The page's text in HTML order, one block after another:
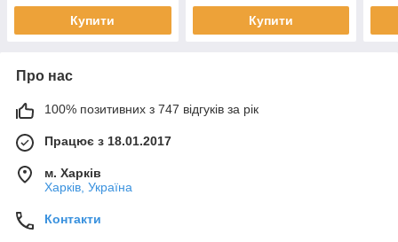
Купити Купити
Про нас
100% позитивних з 747 відгуків за рік
Працює з 18.01.2017
м. Харків
Харків, Україна
Контакти